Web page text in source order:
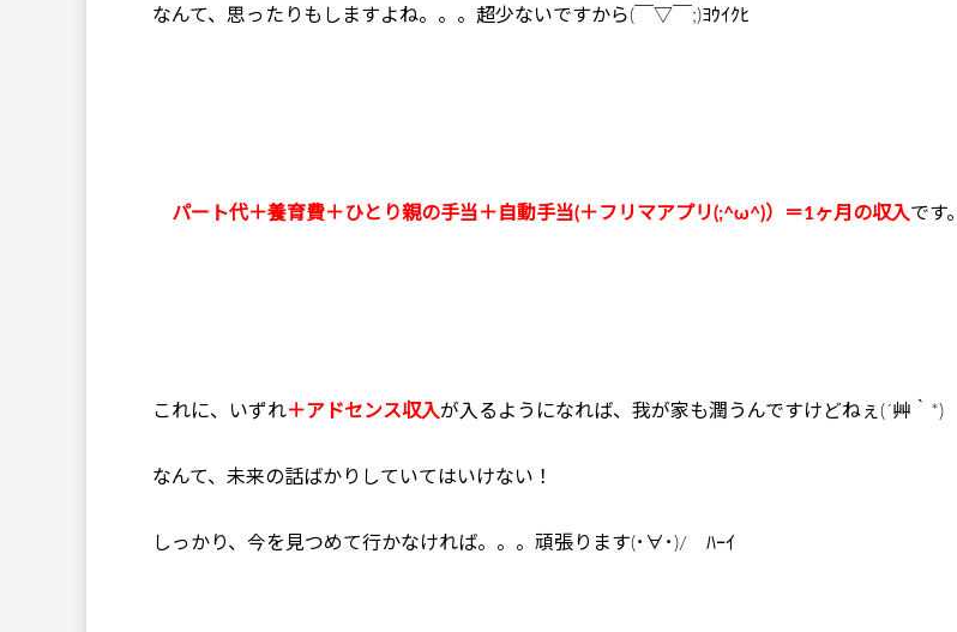
なんて、思ったりもしますよね。。。超少ないですから(￣▽￣;)ﾖｳｲｸﾋ
パート代＋養育費＋ひとり親の手当＋自動手当(＋フリマアプリ(;^ω^)）＝1ヶ月の収入です。
これに、いずれ＋アドセンス収入が入るようになれば、我が家も潤うんですけどねぇ(´艸｀*)
なんて、未来の話ばかりしていてはいけない！
しっかり、今を見つめて行かなければ。。。頑張ります(･∀･)/ ﾊｰｲ